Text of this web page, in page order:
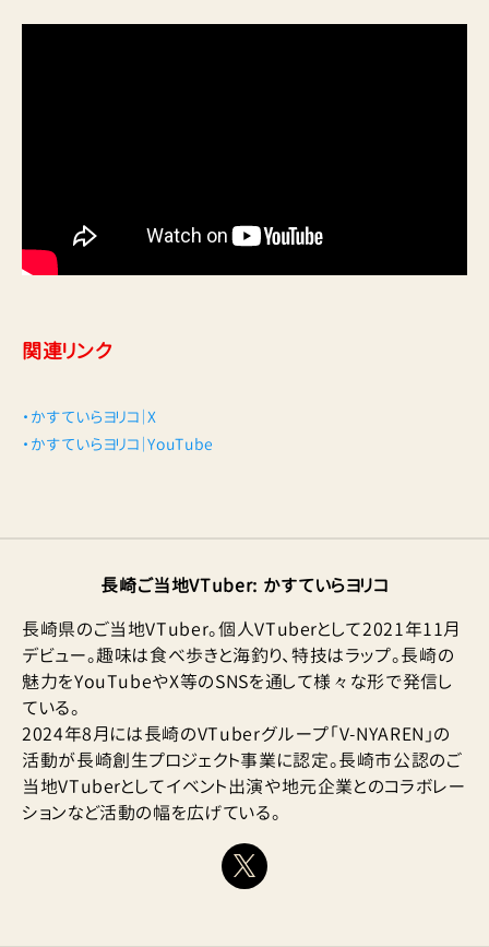
関連リンク
・かすていらヨリコ｜X
・かすていらヨリコ｜YouTube
長崎ご当地VTuber: かすていらヨリコ
長崎県のご当地VTuber。個人VTuberとして2021年11月
デビュー。趣味は食べ歩きと海釣り、特技はラップ。長崎の
魅力をYouTubeやX等のSNSを通して様々な形で発信し
ている。
2024年8月には長崎のVTuberグループ「V-NYAREN」の
活動が長崎創生プロジェクト事業に認定。長崎市公認のご
当地VTuberとしてイベント出演や地元企業とのコラボレー
ションなど活動の幅を広げている。